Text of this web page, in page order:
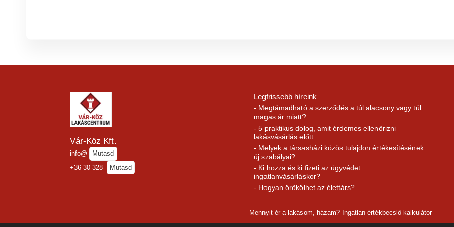
Vár-Köz Kft.
info@
Mutasd
+36-30-328-
Mutasd
Legfrissebb híreink
- Megtámadható a szerződés a túl alacsony vagy túl
magas ár miatt?
- 5 praktikus dolog, amit érdemes ellenőrizni
lakásvásárlás előtt
- Melyek a társasházi közös tulajdon értékesítésének
új szabályai?
- Ki hozza és ki fizeti az ügyvédet
ingatlanvásárláskor?
- Hogyan örökölhet az élettárs?
Mennyit ér a lakásom, házam? Ingatlan értékbecslő kalkulátor